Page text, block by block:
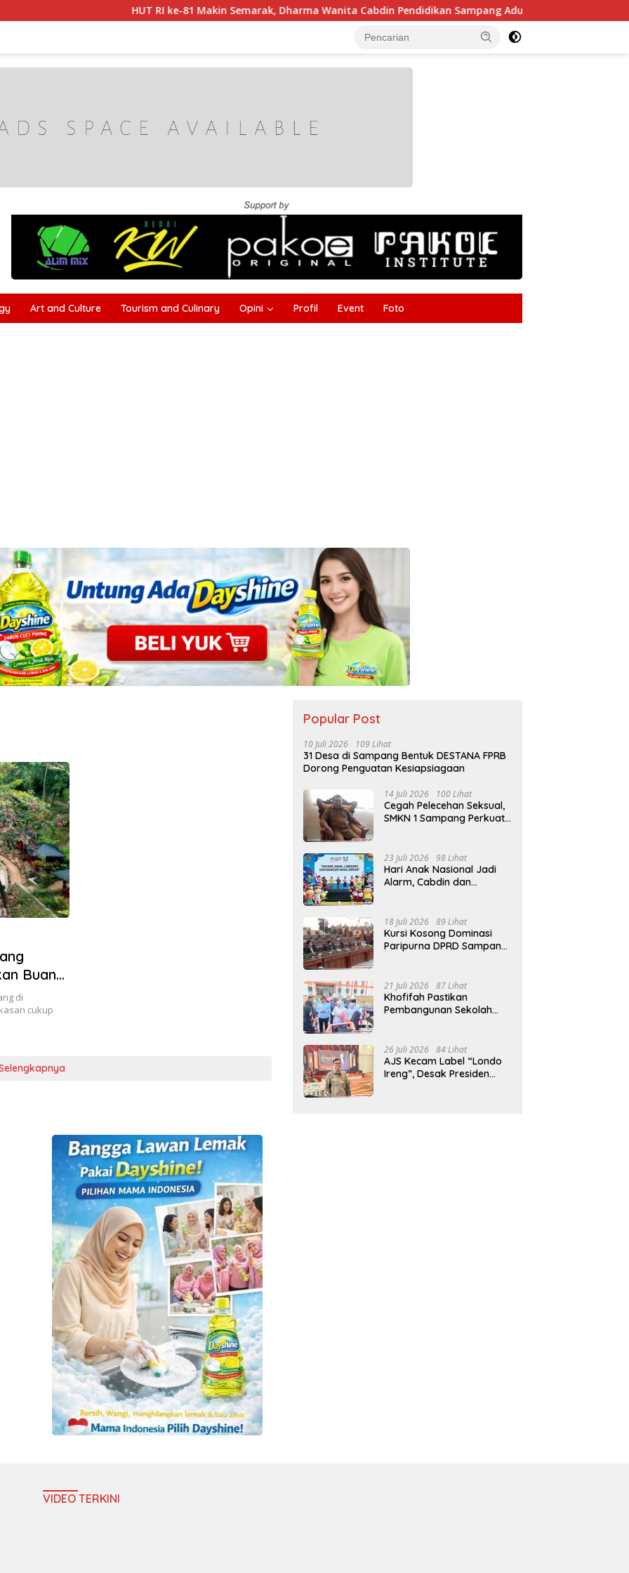
HUT RI ke-81 Makin Semarak, Dharma Wanita Cabdin Pendidikan Sampang Adu Kekompakan Lewat Lomba
Art and Culture Tourism and Culinary Opini Profil Event Foto
Buang
di
cukup
Popular Post
10 Juli 2026 109 Lihat
31 Desa di Sampang Bentuk DESTANA FPRB
Dorong Penguatan Kesiapsiagaan
14 Juli 2026 100 Lihat
Cegah Pelecehan Seksual,
SMKN 1 Sampang Perkuat
23 Juli 2026 98 Lihat
Hari Anak Nasional Jadi
Alarm, Cabdin dan
Kekerasan Seksual Anak
18 Juli 2026 89 Lihat
Kursi Kosong Dominasi
Paripurna DPRD Sampang,
21 Juli 2026 87 Lihat
Khofifah Pastikan
Pembangunan Sekolah
Indonesia Emas
26 Juli 2026 84 Lihat
AJS Kecam Label “Londo
Ireng”, Desak Presiden
VIDEO TERKINI